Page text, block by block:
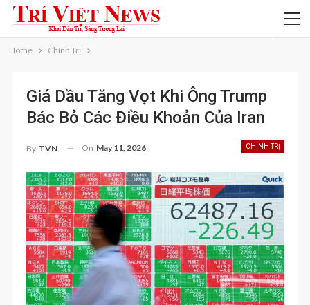
Home Chính Trị
Giá Dầu Tăng Vọt Khi Ông Trump
Bác Bỏ Các Điều Khoản Của Iran
CHÍNH TRỊ
By TVN On May 11, 2026